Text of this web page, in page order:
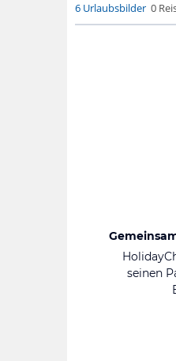
6 Urlaubsbilder 0
seinen